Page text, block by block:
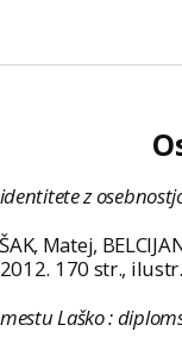
z
Matej,
170 str.,
Laško :